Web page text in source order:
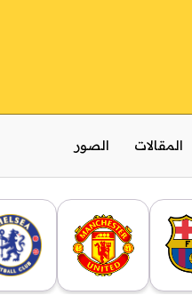
المقالات الصور